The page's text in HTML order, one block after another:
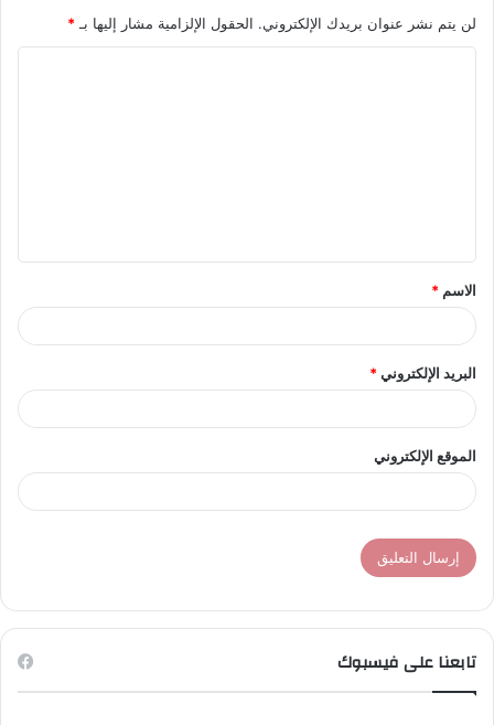
لن يتم نشر عنوان بريدك الإلكتروني. الحقول الإلزامية مشار إليها بـ*
ق
*
الاسم *
البريد الإلكتروني*
الموقع الإلكتروني
تابعنا على فيسبوك